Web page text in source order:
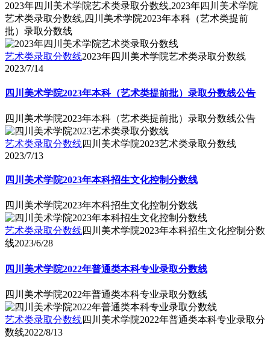
2023年四川美术学院艺术类录取分数线,2023年四川美术学院
艺术类录取分数线,四川美术学院2023年本科（艺术类提前
批）录取分数线
艺术类录取分数线2023年四川美术学院艺术类录取分数线
2023/7/14
四川美术学院2023年本科（艺术类提前批）录取分数线公告
四川美术学院2023年本科（艺术类提前批）录取分数线公告
艺术类录取分数线四川美术学院2023艺术类录取分数线
2023/7/13
四川美术学院2023年本科招生文化控制分数线
四川美术学院2023年本科招生文化控制分数线
艺术类录取分数线四川美术学院2023年本科招生文化控制分数
线2023/6/28
四川美术学院2022年普通类本科专业录取分数线
四川美术学院2022年普通类本科专业录取分数线
艺术类录取分数线四川美术学院2022年普通类本科专业录取分
数线2022/8/13